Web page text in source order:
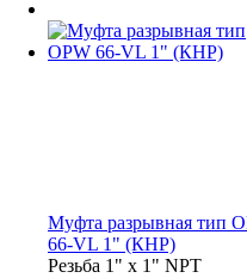
Муфта разрывная тип
66-VL 1" (КНР)
Резьба 1" х 1" NPT